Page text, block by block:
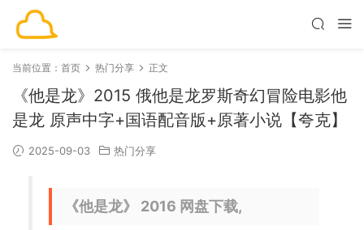
当前位置： 首页 热门分享 正文
《他是龙》2015 俄他是龙罗斯奇幻冒险电影他
是龙 原声中字+国语配音版+原著小说【夸克】
2025-09-03 热门分享
《他是龙》 2016 网盘下载,